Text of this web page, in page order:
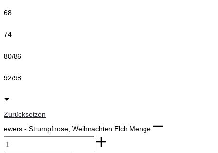
68
74
80/86
92/98
Zurücksetzen
ewers - Strumpfhose, Weihnachten Elch Menge